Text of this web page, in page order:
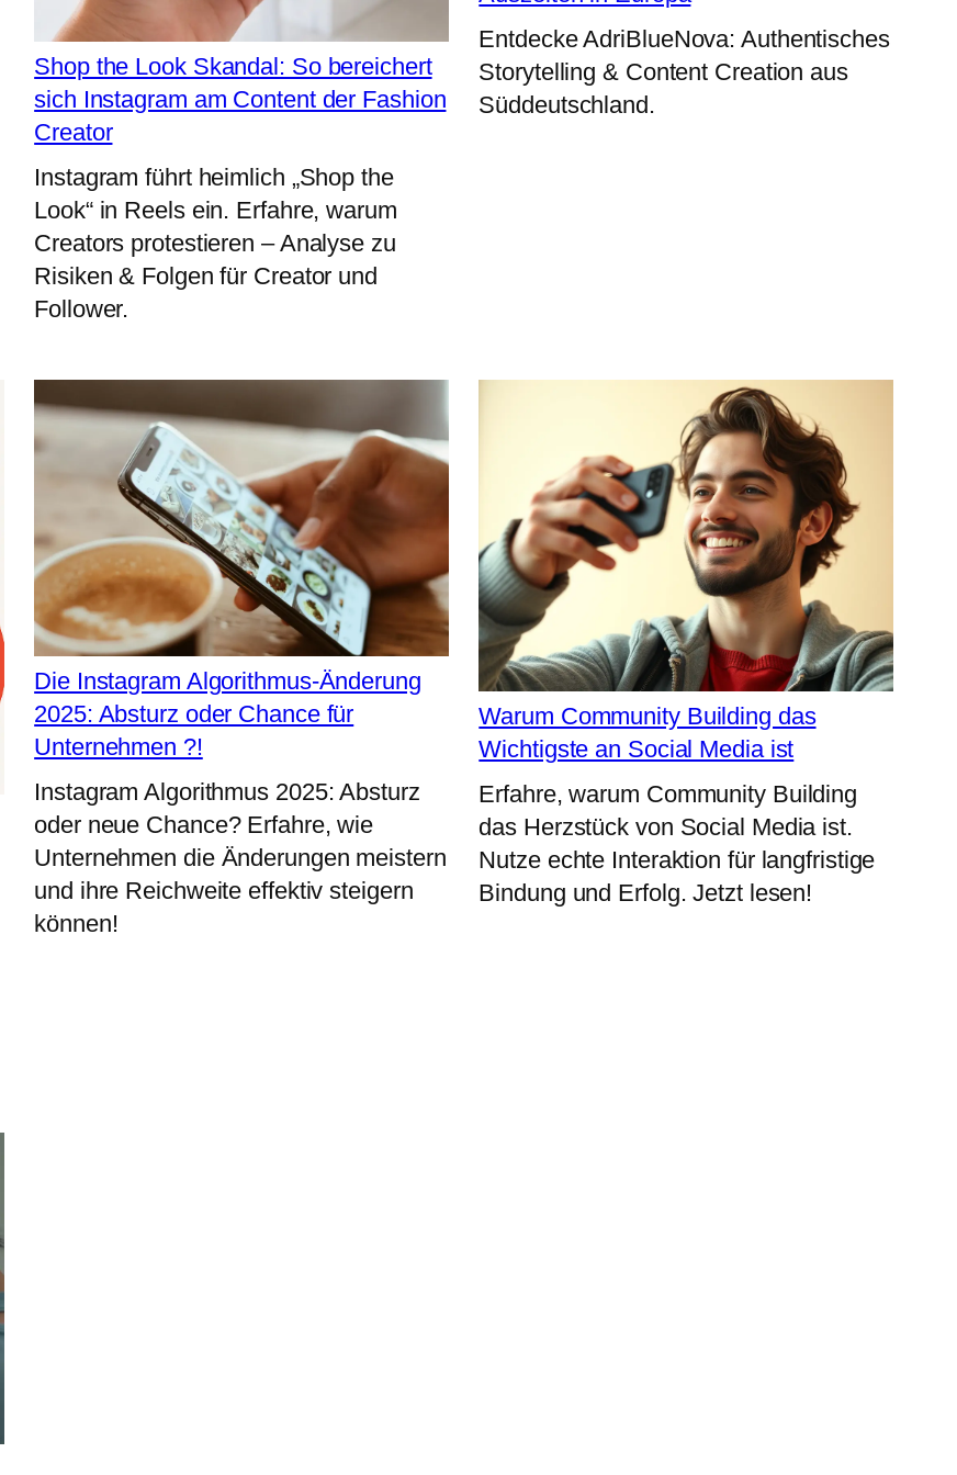
Shop the Look Skandal: So bereichert
sich Instagram am Content der Fashion
Creator
Instagram führt heimlich „Shop the
Look“ in Reels ein. Erfahre, warum
Creators protestieren – Analyse zu
Risiken & Folgen für Creator und
Follower.
Entdecke AdriBlueNova: Authentisches
Storytelling & Content Creation aus
Süddeutschland.
Die Instagram Algorithmus-Änderung
2025: Absturz oder Chance für
Unternehmen ?!
Instagram Algorithmus 2025: Absturz
oder neue Chance? Erfahre, wie
Unternehmen die Änderungen meistern
und ihre Reichweite effektiv steigern
können!
Warum Community Building das
Wichtigste an Social Media ist
Erfahre, warum Community Building
das Herzstück von Social Media ist.
Nutze echte Interaktion für langfristige
Bindung und Erfolg. Jetzt lesen!